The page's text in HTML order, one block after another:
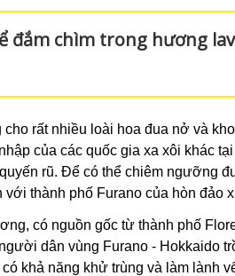
đắm chìm trong hương
rất nhiều loài hoa đua nở và
của các quốc gia xa xôi khác
rũ. Để có thể chiêm ngưỡng
thành phố Furano của hòn đảo
có nguồn gốc từ thành phố
dân vùng Furano - Hokkaido
khả năng khử trùng và làm lành